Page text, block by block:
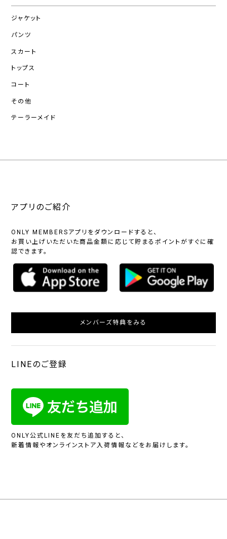
ジャケット
パンツ
スカート
トップス
コート
その他
テーラーメイド
アプリのご紹介
ONLY MEMBERSアプリをダウンロードすると、
お買い上げいただいた商品金額に応じて貯まるポイントがすぐに確
認できます。
メンバーズ特典をみる
LINEのご登録
ONLY公式LINEを友だち追加すると、
新着情報やオンラインストア入荷情報などをお届けします。